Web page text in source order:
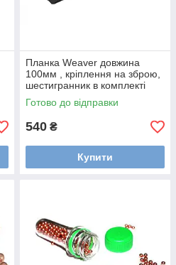
Планка Weaver довжина
100мм , кріплення на зброю,
шестигранник в комплекті
Готово до відправки
540 ₴
Купити